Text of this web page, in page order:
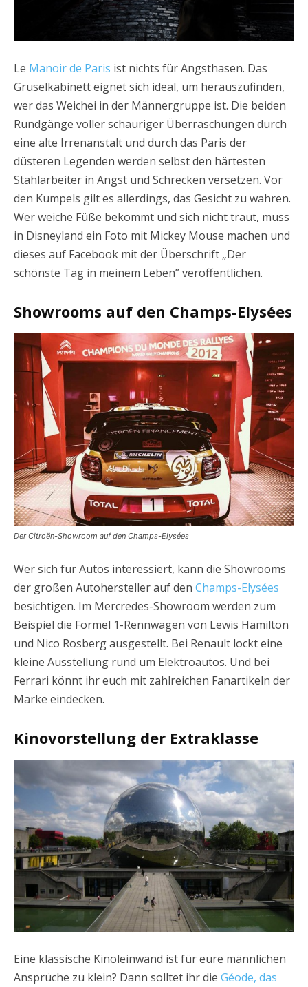
Le Manoir de Paris ist nichts für Angsthasen. Das
Gruselkabinett eignet sich ideal, um herauszufinden,
wer das Weichei in der Männergruppe ist. Die beiden
Rundgänge voller schauriger Überraschungen durch
eine alte Irrenanstalt und durch das Paris der
düsteren Legenden werden selbst den härtesten
Stahlarbeiter in Angst und Schrecken versetzen. Vor
den Kumpels gilt es allerdings, das Gesicht zu wahren.
Wer weiche Füße bekommt und sich nicht traut, muss
in Disneyland ein Foto mit Mickey Mouse machen und
dieses auf Facebook mit der Überschrift „Der
schönste Tag in meinem Leben” veröffentlichen.
Showrooms auf den Champs-Elysées
Der Citroën-Showroom auf den Champs-Elysées
Wer sich für Autos interessiert, kann die Showrooms
der großen Autohersteller auf den Champs-Elysées
besichtigen. Im Mercredes-Showroom werden zum
Beispiel die Formel 1-Rennwagen von Lewis Hamilton
und Nico Rosberg ausgestellt. Bei Renault lockt eine
kleine Ausstellung rund um Elektroautos. Und bei
Ferrari könnt ihr euch mit zahlreichen Fanartikeln der
Marke eindecken.
Kinovorstellung der Extraklasse
Eine klassische Kinoleinwand ist für eure männlichen
Ansprüche zu klein? Dann solltet ihr die Géode, das